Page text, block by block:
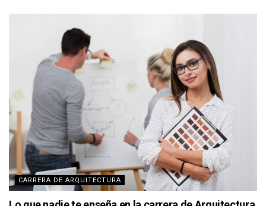
CARRERA DE ARQUITECTURA